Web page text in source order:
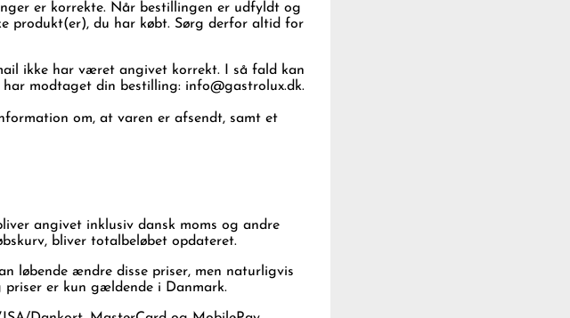
er korrekte. Når bestillingen er udfyldt og
produkt(er), du har købt. Sørg derfor altid for
ikke har været angivet korrekt. I så fald kan
modtaget din bestilling: info@gastrolux.dk.
om, at varen er afsendt, samt et
angivet inklusiv dansk moms og andre
bliver totalbeløbet opdateret.
løbende ændre disse priser, men naturligvis
er kun gældende i Danmark.